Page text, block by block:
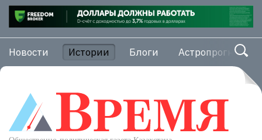
Новости Истории Блоги Астропрогноз